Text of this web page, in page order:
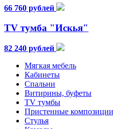
66 760 рублей
TV тумба "Искья"
82 240 рублей
Мягкая мебель
Кабинеты
Спальни
Витирины, буфеты
TV тумбы
Пристенные композиции
Стулья